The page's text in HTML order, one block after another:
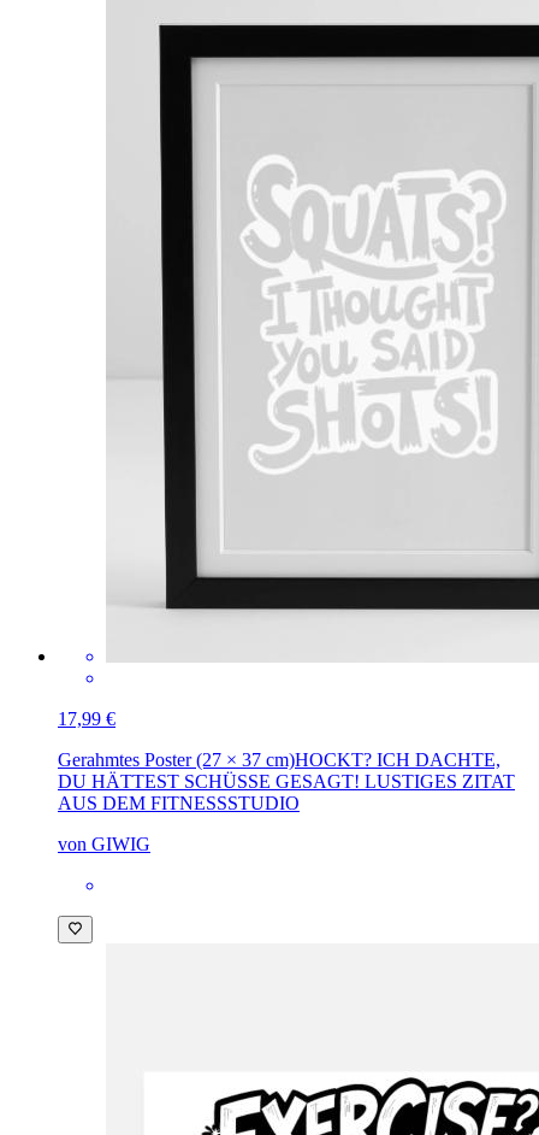
17,99 €
Gerahmtes Poster (27 × 37 cm)HOCKT? ICH DACHTE,
DU HÄTTEST SCHÜSSE GESAGT! LUSTIGES ZITAT
AUS DEM FITNESSSTUDIO
von GIWIG